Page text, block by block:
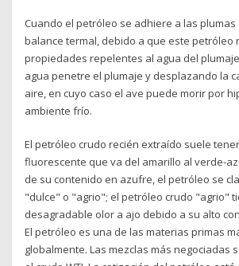
Cuando el petróleo se adhiere a las plumas
balance termal, debido a que este petróleo
propiedades repelentes al agua del
agua penetre el plumaje y desplazando la
aire, en cuyo caso el ave puede morir por
ambiente frío.
El petróleo crudo recién extraído suele
fluorescente que va del amarillo al verde-
de su contenido en azufre, el petróleo se
"dulce" o "agrio"; el petróleo crudo "agrio"
desagradable olor a ajo debido a su alto
El petróleo es una de las materias primas
globalmente. Las mezclas más negociadas